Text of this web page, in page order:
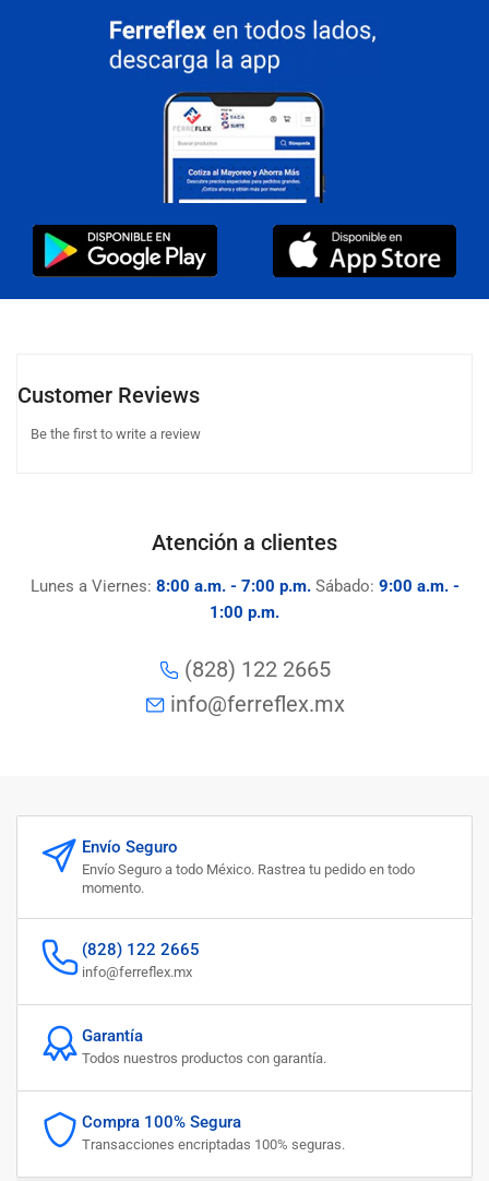
Customer Reviews
Be the first to write a review
Atención a clientes
Lunes a Viernes: 8:00 a.m. - 7:00 p.m. Sábado: 9:00 a.m. -
1:00 p.m.
(828) 122 2665
info@ferreflex.mx
Envío Seguro
Envío Seguro a todo México. Rastrea tu pedido en todo
momento.
(828) 122 2665
info@ferreflex.mx
Garantía
Todos nuestros productos con garantía.
Compra 100% Segura
Transacciones encriptadas 100% seguras.